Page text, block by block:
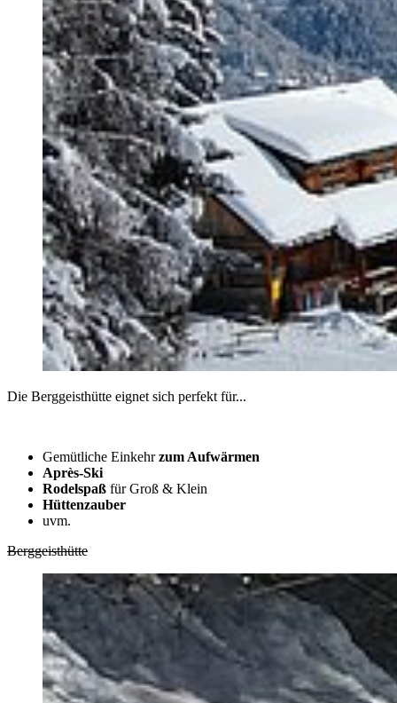
Die Berggeisthütte eignet sich perfekt für...
Gemütliche Einkehrzum Aufwärmen
Après-Ski
Rodelspaß für Groß & Klein
Hüttenzauber
uvm.
Berggeisthütte